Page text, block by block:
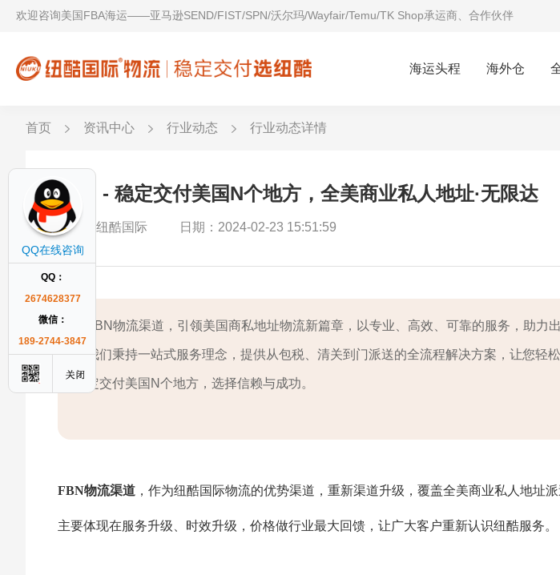
欢迎咨询美国FBA海运——亚马逊SEND/FIST/SPN/沃尔玛/Wayfair/Temu/TK Shop承运商、合作伙伴
海运头程 海外仓
首页 资讯中心 行业动态 行业动态详情
FBN - 稳定交付美国N个地方，全美商业私人地址·无限达
作者：纽酷国际 日期：2024-02-23 15:51:59
FBN物流渠道，引领美国商私地址物流新篇章，以专业、高效、可靠的服务，助力
我们秉持一站式服务理念，提供从包税、清关到门派送的全流程解决方案，让您轻
定交付美国N个地方，选择信赖与成功。
FBN物流渠道 ，作为纽酷国际物流的优势渠道，重新渠道升级，覆盖全美商业私人地址派
主要体现在服务升级、时效升级，价格做行业最大回馈，让广大客户重新认识纽酷服务。
QQ在线咨询
QQ：
2674628377
微信：
189-2744-3847